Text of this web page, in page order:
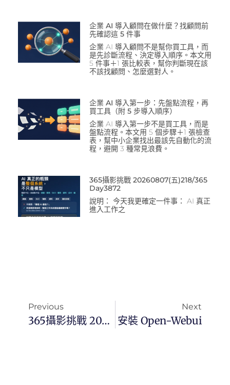
企業 AI 導入顧問在做什麼？找顧問前
先確認這 5 件事
企業 AI 導入顧問不是幫你買工具，而
是先診斷流程、決定導入順序。本文用
5 件事＋1 張比較表，幫你判斷現在該
不該找顧問、怎麼選對人。
企業 AI 導入第一步：先盤點流程，再
買工具（附 5 步導入順序）
企業 AI 導入第一步不是買工具，而是
盤點流程。本文用 5 個步驟＋1 張檢查
表，幫中小企業找出最該先自動化的流
程，避開 3 種常見浪費。
365攝影挑戰 20260807(五)218/365
Day3872
說明： 今天我更確定一件事： AI 真正
進入工作之
Previous
365攝影挑戰 20250203(一)034/365 Day3303
Next
安裝 Open-Webui